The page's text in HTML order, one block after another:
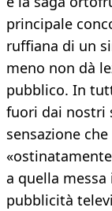
principale
ruffiana di un
meno non dà
pubblico. In
fuori dai nostri
sensazione
a quella
pubblicità